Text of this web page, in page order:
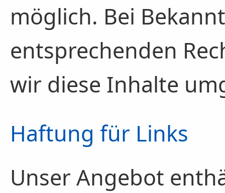
möglich. Bei
entsprechenden
wir diese Inhalte
Haftung für Links
Unser Angebot